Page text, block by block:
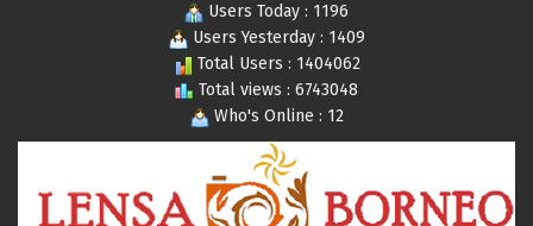
Users Today : 1196
Users Yesterday : 1409
Total Users : 1404062
Total views : 6743048
Who's Online : 12